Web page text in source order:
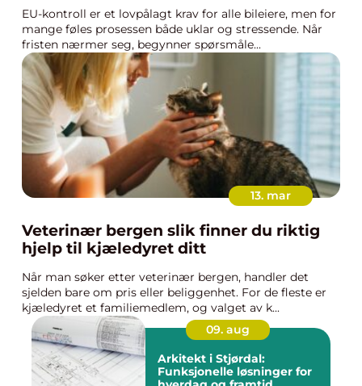
EU-kontroll er et lovpålagt krav for alle bileiere, men for
mange føles prosessen både uklar og stressende. Når
fristen nærmer seg, begynner spørsmåle...
13. mar
Veterinær bergen slik finner du riktig
hjelp til kjæledyret ditt
Når man søker etter veterinær bergen, handler det
sjelden bare om pris eller beliggenhet. For de fleste er
kjæledyret et familiemedlem, og valget av k...
09. aug
Arkitekt i Stjørdal:
Funksjonelle løsninger for